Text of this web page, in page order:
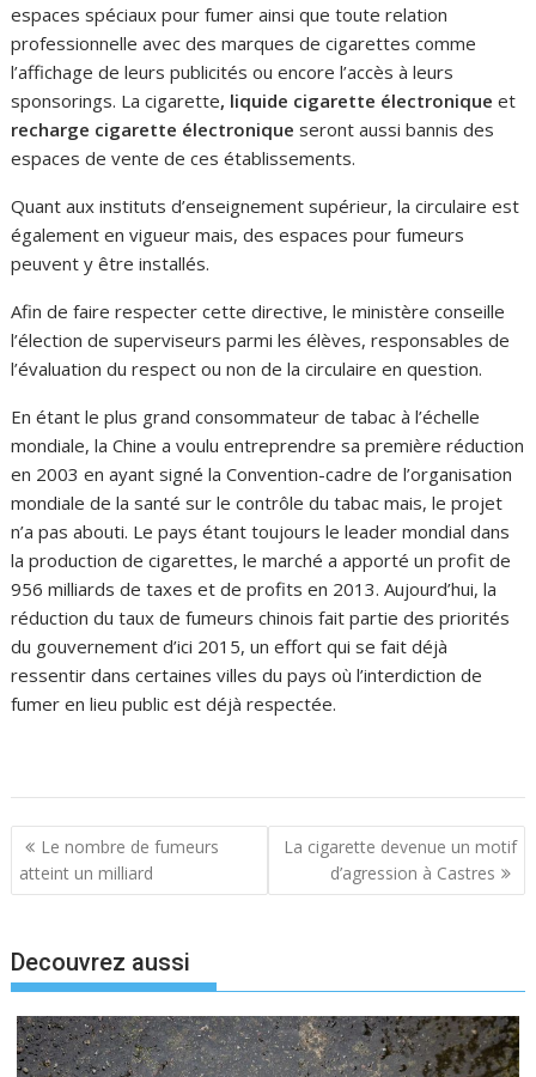
espaces spéciaux pour fumer ainsi que toute relation
professionnelle avec des marques de cigarettes comme
l’affichage de leurs publicités ou encore l’accès à leurs
sponsorings. La cigarette, liquide cigarette électroniqueet
recharge cigarette électronique seront aussi bannis des
espaces de vente de ces établissements.
Quant aux instituts d’enseignement supérieur, la circulaire est
également en vigueur mais, des espaces pour fumeurs
peuvent y être installés.
Afin de faire respecter cette directive, le ministère conseille
l’élection de superviseurs parmi les élèves, responsables de
l’évaluation du respect ou non de la circulaire en question.
En étant le plus grand consommateur de tabac à l’échelle
mondiale, la Chine a voulu entreprendre sa première réduction
en 2003 en ayant signé la Convention-cadre de l’organisation
mondiale de la santé sur le contrôle du tabac mais, le projet
n’a pas abouti. Le pays étant toujours le leader mondial dans
la production de cigarettes, le marché a apporté un profit de
956 milliards de taxes et de profits en 2013. Aujourd’hui, la
réduction du taux de fumeurs chinois fait partie des priorités
du gouvernement d’ici 2015, un effort qui se fait déjà
ressentir dans certaines villes du pays où l’interdiction de
fumer en lieu public est déjà respectée.
N
a
g
a
t
i
Le nombre de fumeurs
atteint un milliard
La cigarette devenue un motif
d’agression à Castres
Decouvrez aussi